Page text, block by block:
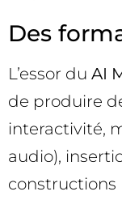
Des
L’essor du AI
de produire
interactivité,
audio),
constructions